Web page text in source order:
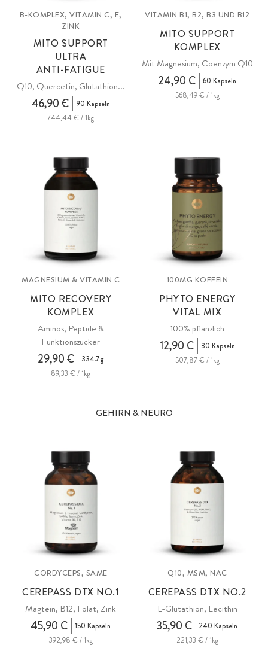
B-KOMPLEX, VITAMIN C, E,
ZINK
MITO SUPPORT
ULTRA
ANTI-FATIGUE
Q10, Quercetin, Glutathion...
46,90 €
90 Kapseln
744,44 € / 1kg
VITAMIN B1, B2, B3 UND B12
MITO SUPPORT
KOMPLEX
Mit Magnesium, Coenzym Q10
24,90 €
60 Kapseln
568,49 € / 1kg
MAGNESIUM & VITAMIN C
MITO RECOVERY
KOMPLEX
Aminos, Peptide &
Funktionszucker
29,90 €
334.7g
89,33 € / 1kg
100MG KOFFEIN
PHYTO ENERGY
VITAL MIX
100% pflanzlich
12,90 €
30 Kapseln
507,87 € / 1kg
GEHIRN & NEURO
CORDYCEPS, SAME
CEREPASS DTX NO.1
Magtein, B12, Folat, Zink
45,90 €
150 Kapseln
392,98 € / 1kg
Q10, MSM, NAC
CEREPASS DTX NO.2
L-Glutathion, Lecithin
35,90 €
240 Kapseln
221,33 € / 1kg